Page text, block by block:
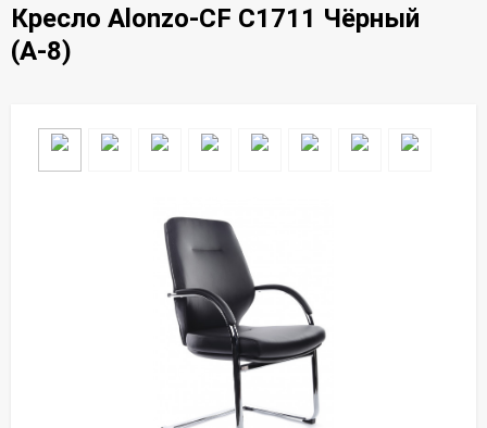
Кресло Alonzo-CF C1711 Чёрный
(А-8)